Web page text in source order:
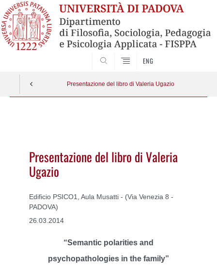
ENG
Presentazione del libro di Valeria Ugazio
Presentazione del libro di Valeria
Ugazio
Edificio PSICO1, Aula Musatti - (Via Venezia 8 -
PADOVA)
26.03.2014
“Semantic polarities and
psychopathologies in the family”